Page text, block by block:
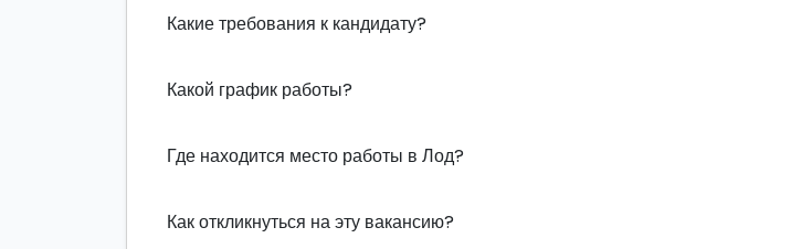
Какие требования к кандидату?
Какой график работы?
Где находится место работы в Лод?
Как откликнуться на эту вакансию?